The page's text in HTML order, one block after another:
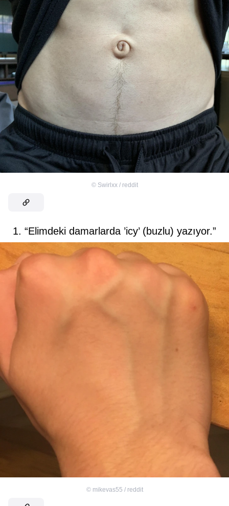
© Swirlxx / reddit
1. “Elimdeki damarlarda ’icy’ (buzlu) yazıyor.”
© mikevas55 / reddit